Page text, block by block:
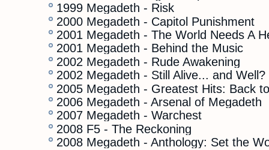
1999 Megadeth - Risk
2000 Megadeth - Capitol Punishment
2001 Megadeth - The World Needs A
2001 Megadeth - Behind the Music
2002 Megadeth - Rude Awakening
2002 Megadeth - Still Alive... and Well?
2005 Megadeth - Greatest Hits: Back
2006 Megadeth - Arsenal of Megadeth
2007 Megadeth - Warchest
2008 F5 - The Reckoning
2008 Megadeth - Anthology: Set the